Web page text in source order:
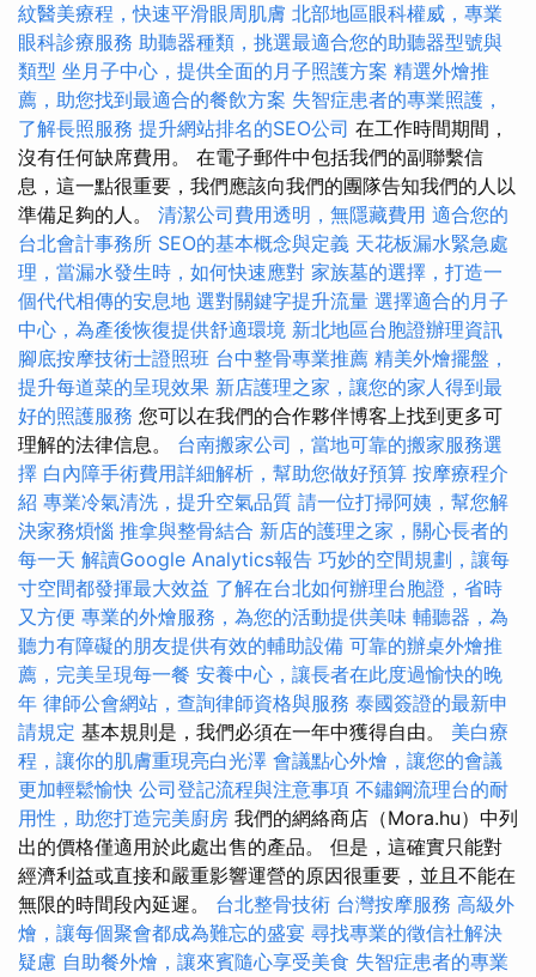
紋醫美療程，快速平滑眼周肌膚 北部地區眼科權威，專業
眼科診療服務 助聽器種類，挑選最適合您的助聽器型號與
類型 坐月子中心，提供全面的月子照護方案 精選外燴推
薦，助您找到最適合的餐飲方案 失智症患者的專業照護，
了解長照服務 提升網站排名的SEO公司 在工作時間期間，
沒有任何缺席費用。 在電子郵件中包括我們的副聯繫信
息，這一點很重要，我們應該向我們的團隊告知我們的人以
準備足夠的人。 清潔公司費用透明，無隱藏費用 適合您的
台北會計事務所 SEO的基本概念與定義 天花板漏水緊急處
理，當漏水發生時，如何快速應對 家族墓的選擇，打造一
個代代相傳的安息地 選對關鍵字提升流量 選擇適合的月子
中心，為產後恢復提供舒適環境 新北地區台胞證辦理資訊
腳底按摩技術士證照班 台中整骨專業推薦 精美外燴擺盤，
提升每道菜的呈現效果 新店護理之家，讓您的家人得到最
好的照護服務 您可以在我們的合作夥伴博客上找到更多可
理解的法律信息。 台南搬家公司，當地可靠的搬家服務選
擇 白內障手術費用詳細解析，幫助您做好預算 按摩療程介
紹 專業冷氣清洗，提升空氣品質 請一位打掃阿姨，幫您解
決家務煩惱 推拿與整骨結合 新店的護理之家，關心長者的
每一天 解讀Google Analytics報告 巧妙的空間規劃，讓每
寸空間都發揮最大效益 了解在台北如何辦理台胞證，省時
又方便 專業的外燴服務，為您的活動提供美味 輔聽器，為
聽力有障礙的朋友提供有效的輔助設備 可靠的辦桌外燴推
薦，完美呈現每一餐 安養中心，讓長者在此度過愉快的晚
年 律師公會網站，查詢律師資格與服務 泰國簽證的最新申
請規定 基本規則是，我們必須在一年中獲得自由。 美白療
程，讓你的肌膚重現亮白光澤 會議點心外燴，讓您的會議
更加輕鬆愉快 公司登記流程與注意事項 不鏽鋼流理台的耐
用性，助您打造完美廚房 我們的網絡商店（Mora.hu）中列
出的價格僅適用於此處出售的產品。 但是，這確實只能對
經濟利益或直接和嚴重影響運營的原因很重要，並且不能在
無限的時間段內延遲。 台北整骨技術 台灣按摩服務 高級外
燴，讓每個聚會都成為難忘的盛宴 尋找專業的徵信社解決
疑慮 自助餐外燴，讓來賓隨心享受美食 失智症患者的專業